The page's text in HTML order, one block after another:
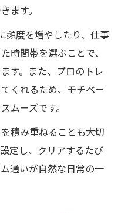
ます。
頻度を増やしたり、仕事
時間帯を選ぶことで、
す。また、プロのトレ
くれるため、モチベー
ムーズです。
積み重ねることも大切
定し、クリアするたび
通いが自然な日常の一